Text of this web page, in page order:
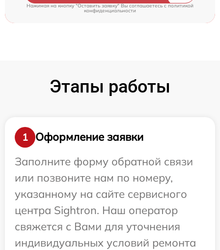
Нажимая на кнопку "Оставить заявку" Вы соглашаетесь cполитикой
конфиденциальности
Этапы работы
1
Оформление заявки
Заполните форму обратной связи
или позвоните нам по номеру,
указанному на сайте сервисного
центра Sightron. Наш оператор
свяжется с Вами для уточнения
индивидуальных условий ремонта